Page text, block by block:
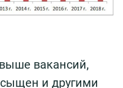
вакансий,
и другими